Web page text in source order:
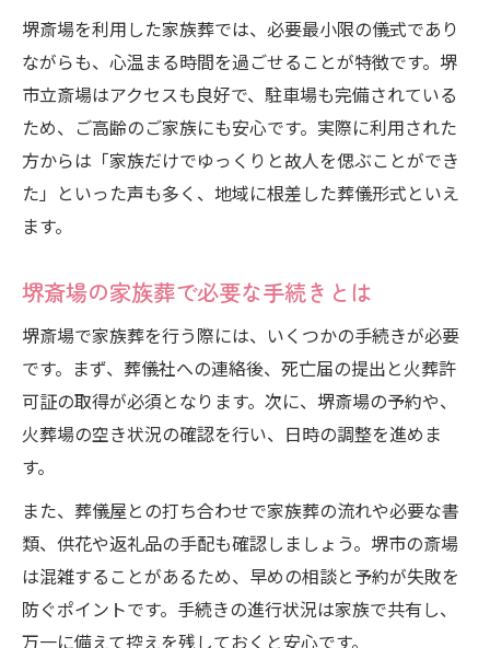
堺市斎場の火葬料金や空き状況を確認
堺斎場・家族葬の火葬場利用フロー
堺斎場・家族葬のアクセスと交通手段解説
家族中心で進める葬儀の心得と総合案内
堺斎場・家族葬で大切にしたい心得とは
堺斎場・家族葬のアフターフォロー体制
堺斎場・家族葬のよくある質問と解決策
堺斎場を利用した家族葬では、必要最小限の儀式であり
ながらも、心温まる時間を過ごせることが特徴です。堺
市立斎場はアクセスも良好で、駐車場も完備されている
ため、ご高齢のご家族にも安心です。実際に利用された
方からは「家族だけでゆっくりと故人を偲ぶことができ
た」といった声も多く、地域に根差した葬儀形式といえ
ます。
堺斎場の家族葬で必要な手続きとは
堺斎場で家族葬を行う際には、いくつかの手続きが必要
です。まず、葬儀社への連絡後、死亡届の提出と火葬許
可証の取得が必須となります。次に、堺斎場の予約や、
火葬場の空き状況の確認を行い、日時の調整を進めま
す。
また、葬儀屋との打ち合わせで家族葬の流れや必要な書
類、供花や返礼品の手配も確認しましょう。堺市の斎場
は混雑することがあるため、早めの相談と予約が失敗を
防ぐポイントです。手続きの進行状況は家族で共有し、
万一に備えて控えを残しておくと安心です。